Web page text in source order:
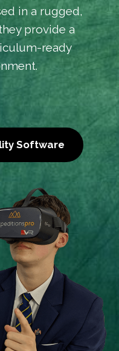
in a rugged,
provide a
ready
Software